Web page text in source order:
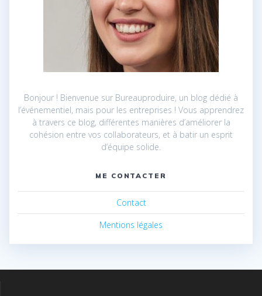
Bonjour ! Bienvenue sur Bureauproduire, un blog dédié à
l’événementiel, mais pour les entreprises ! Vous apprendrez
à travers ce blog, différentes manières d’améliorer la
cohésion entre vos collaborateurs, et à batir un esprit
d’équipe solide.
ME CONTACTER
Contact
Mentions légales